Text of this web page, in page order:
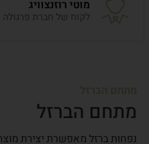
מוטי רוזנצוויג
לקוח של חברת פרגולה
מתחם הברזל
נפחות ברזל מאפשרת יצירת